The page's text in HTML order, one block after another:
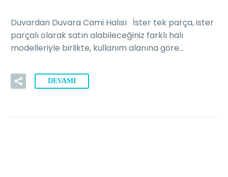
Duvardan Duvara Cami Halısı İster tek parça, ister
parçalı olarak satın alabileceğiniz farklı halı
modelleriyle birlikte, kullanım alanına göre…
DEVAMI